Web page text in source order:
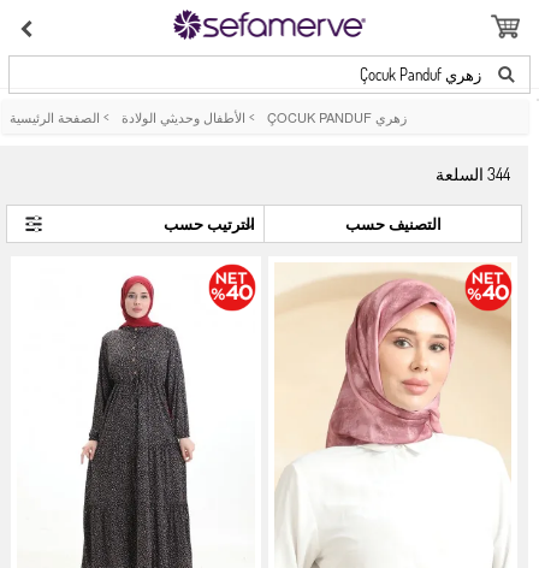
زهري Çocuk Panduf
الصفحة الرئيسية > الأطفال وحديثي الولادة > زهري ÇOCUK PANDUF
344السلعة
التصنيف حسب